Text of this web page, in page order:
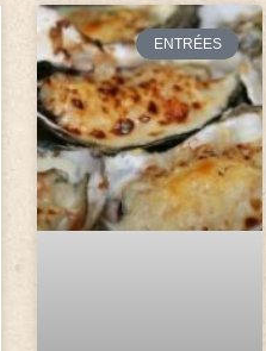
ENTRÉES